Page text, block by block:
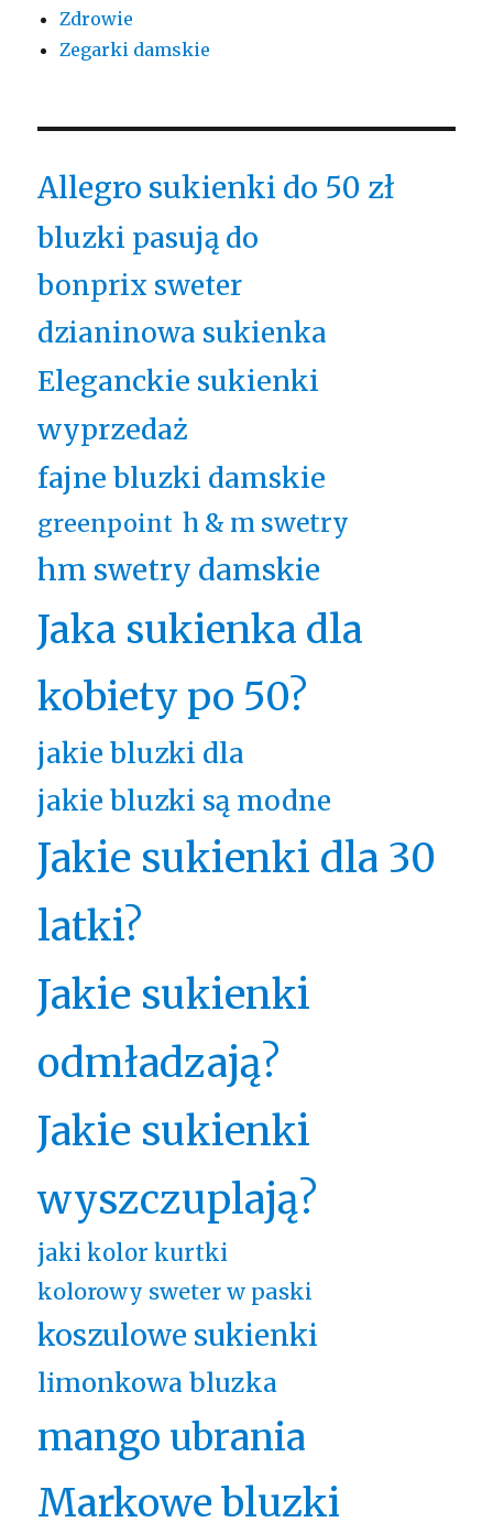
Zdrowie
Zegarki damskie
Allegro sukienki do 50 zł
bluzki pasują do
bonprix sweter
dzianinowa sukienka
Eleganckie sukienki
wyprzedaż
fajne bluzki damskie
greenpoint h & m swetry
hm swetry damskie
Jaka sukienka dla
kobiety po 50?
jakie bluzki dla
jakie bluzki są modne
Jakie sukienki dla 30
latki?
Jakie sukienki
odmładzają?
Jakie sukienki
wyszczuplają?
jaki kolor kurtki
kolorowy sweter w paski
koszulowe sukienki
limonkowa bluzka
mango ubrania
Markowe bluzki